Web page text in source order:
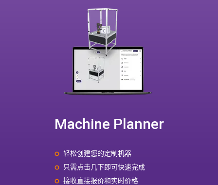
Machine Planner
轻松创建您的定制机器
只需点击几下即可快速完成
接收直接报价和实时价格